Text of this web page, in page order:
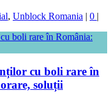
, Unblock Romania | 0 |
cu boli rare în
soluții